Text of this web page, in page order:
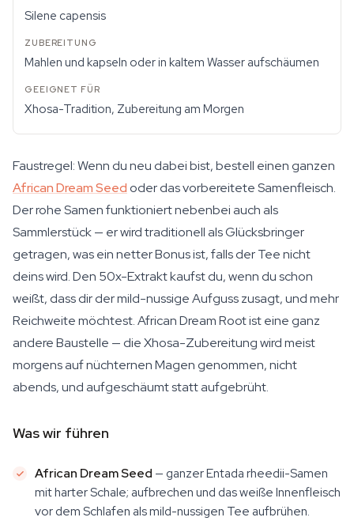
Silene capensis
Mahlen und kapseln oder in kaltem Wasser aufschäumen
Xhosa-Tradition, Zubereitung am Morgen
Faustregel: Wenn du neu dabei bist, bestell einen ganzen
African Dream Seed oder das vorbereitete Samenfleisch.
Der rohe Samen funktioniert nebenbei auch als
Sammlerstück — er wird traditionell als Glücksbringer
getragen, was ein netter Bonus ist, falls der Tee nicht
deins wird. Den 50x-Extrakt kaufst du, wenn du schon
weißt, dass dir der mild-nussige Aufguss zusagt, und mehr
Reichweite möchtest. African Dream Root ist eine ganz
andere Baustelle — die Xhosa-Zubereitung wird meist
morgens auf nüchternen Magen genommen, nicht
abends, und aufgeschäumt statt aufgebrüht.
Was wir führen
African Dream Seed — ganzerEntada rheedii-Samen
mit harter Schale; aufbrechen und das weiße Innenfleisch
vor dem Schlafen als mild-nussigen Tee aufbrühen.